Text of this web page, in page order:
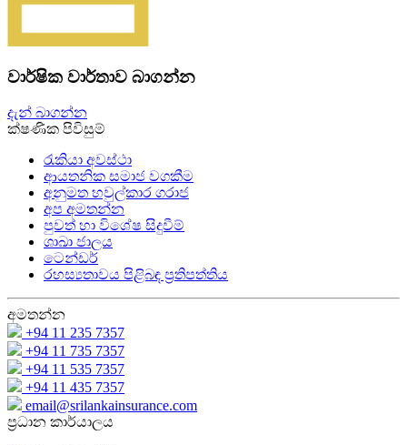
වාර්ෂික වාර්තාව බාගන්න
දැන් බාගන්න
ක්ෂණික පිවිසුම්
රැකියා අවස්ථා
ආයතනික සමාජ වගකීම
අනුමත හවුල්කාර ගරාජ
අප අමතන්න
පුවත් හා විශේෂ සිදුවීම්
ශාඛා ජාලය
ටෙන්ඩර්
රහස්‍යතාවය පිළිබඳ ප්‍රතිපත්තිය
අමතන්න
+94 11 235 7357
+94 11 735 7357
+94 11 535 7357
+94 11 435 7357
email@srilankainsurance.com
ප්‍රධාන කාර්යාලය